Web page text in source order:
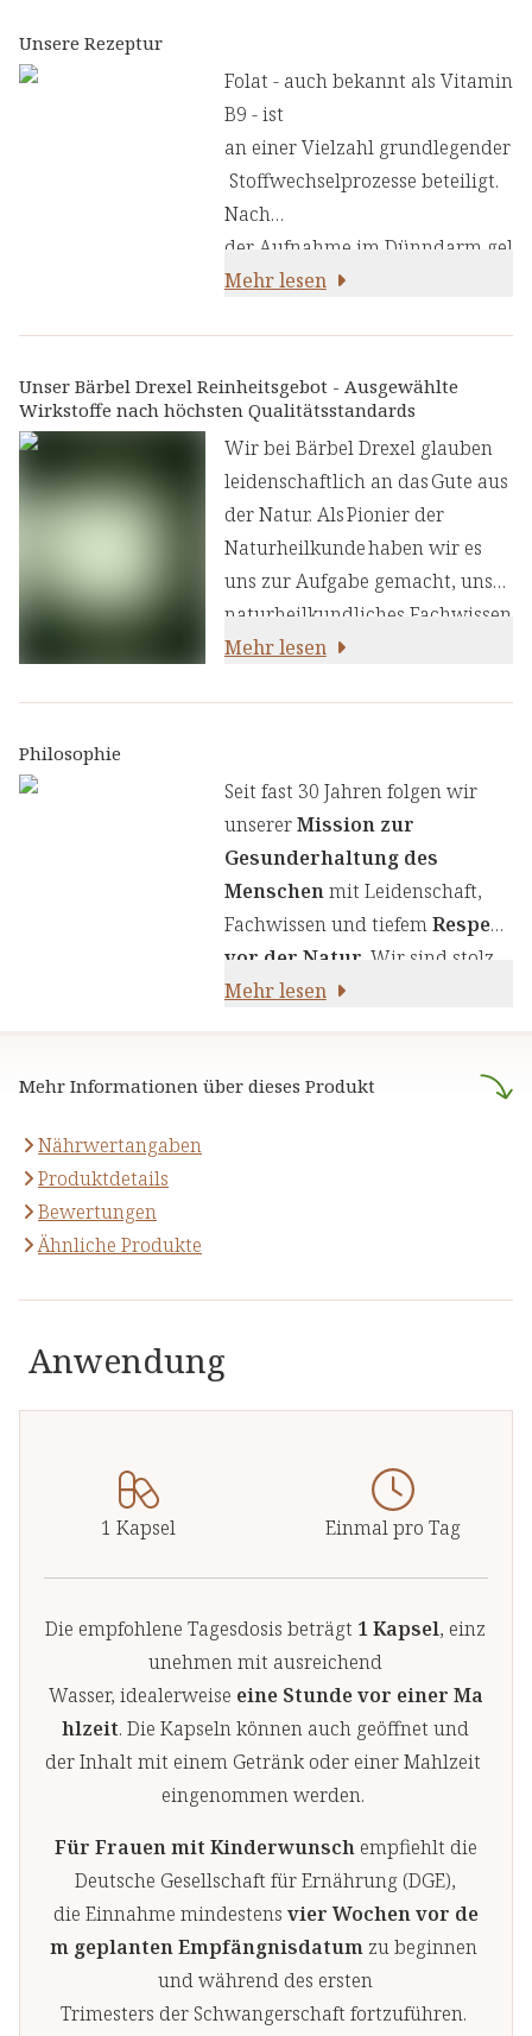
hergestelltes Produkt, das der
Körper
erst durch mehrere Enzymschrit
te in aktives Folat umwandeln
muss - ein Prozess, der
nicht bei jedem
Menschen gleich effizient verläu
Menschen mit einer Variante
der Bevölkerung weit verbreitet
ist, können synthetische Folsäur
e nur eingeschränkt verwerten.
Unsere Rezeptur
Folat - auch bekannt als Vitamin
B9 - ist
an einer Vielzahl grundlegender
Stoffwechselprozesse beteiligt.
Nach
der Aufnahme im Dünndarm gel
angt es in den sogenannten Ein-
örperfunktionen antreibt.
Mehr lesen
Unser Bärbel Drexel Reinheitsgebot - Ausgewählte
Wirkstoffe nach höchsten Qualitätsstandards
Wir bei Bärbel Drexel glauben
leidenschaftlich an das Gute aus
der Natur. Als Pionier der
Naturheilkunde haben wir es
uns zur Aufgabe gemacht, unser
naturheilkundliches Fachwissen
und unsere Erfahrung mit den
Wir legen großen Wert auf
einen genauen Auswahlprozess
unserer Inhaltsstoffe, um Ihnen
sorgfältig zusammengestellte
Produkte zu liefern. Wir nutzen
die Kraft von Kräutern,
Pflanzenstoffen und anderen
Wohlbefinden.
Mehr lesen
Mehr Informationen über dieses Produkt
Nährwertangaben
Produktdetails
Bewertungen
Ähnliche Produkte
Anwendung
1 Kapsel Einmal pro Tag
Die empfohlene Tagesdosis beträgt 1 Kapsel, einz
unehmen mit ausreichend
Wasser, idealerweise eine Stunde vor einer Ma
hlzeit. Die Kapseln können auch geöffnet und
der Inhalt mit einem Getränk oder einer Mahlzeit
eingenommen werden.
Für Frauen mit Kinderwunschempfiehlt die
Deutsche Gesellschaft für Ernährung (DGE),
die Einnahme mindestens vier Wochen vor de
m geplanten Empfängnisdatumzu beginnen
und während des ersten
Trimesters der Schwangerschaft fortzuführen.
Philosophie
Seit fast 30 Jahren folgen wir
unsererMission zur
Gesunderhaltung des
Menschenmit Leidenschaft,
Fachwissen und tiefemRespekt
vor der Natur . Wir sind stolz
darauf,naturreine Produkte
stützen.
Mehr lesen